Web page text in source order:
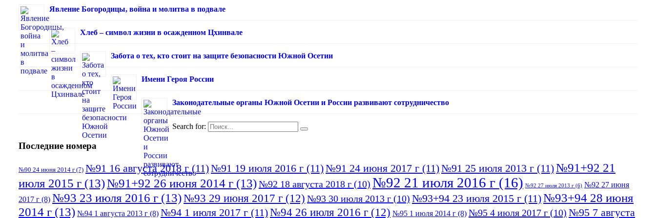
Явление Богородицы, война и молитва в подвале
Хлеб – символ жизни в осажденном Цхинвале
Забота о тех, кто стоит на защите безопасности Южной Осетии
Имени Героя России
Законодательные органы Южной Осетии и России развивают сотрудничество
Search for:
Последние номера
№90 24 июня 2014 г (7) №91 16 августа 2018 г (11)№91 19 июля 2016 г (11)№91 24 июня 2017 г (11)№91 25 июля 2013 г (11)№91+92 21
июля 2015 г (13)№91+92 26 июня 2014 г (13)№92 18 августа 2018 г (10) №92 21 июля 2016 г (16) №92 27 июля 2013 г (6) №92 27 июня
2017 г (8) №93 23 июля 2016 г (13)№93 29 июня 2017 г (12) №93 30 июля 2013 г (10) №93+94 23 июля 2015 г (11)№93+94 28 июня
2014 г (13) №94 1 августа 2013 г (8) №94 1 июля 2017 г (11)№94 26 июля 2016 г (12) №95 1 июля 2014 г (8) №95 4 июля 2017 г (10) №95 7 августа